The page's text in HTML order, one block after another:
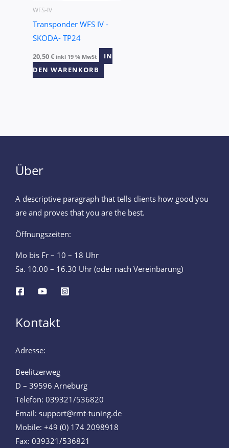
WFS-IV
Transponder WFS IV -
SKODA- TP24
20,50€ inkl 19 % MwSt
IN
DEN WARENKORB
Über
A descriptive paragraph that tells clients how good you
are and proves that you are the best.
Öffnungszeiten:
Mo bis Fr – 10 – 18 Uhr
Sa. 10.00 – 16.30 Uhr (oder nach Vereinbarung)
Kontakt
Adresse:
Beelitzerweg
D – 39596 Arneburg
Telefon: 039321/536820
Email: support@rmt-tuning.de
Mobile: +49 (0) 174 2098918
Fax: 039321/536821